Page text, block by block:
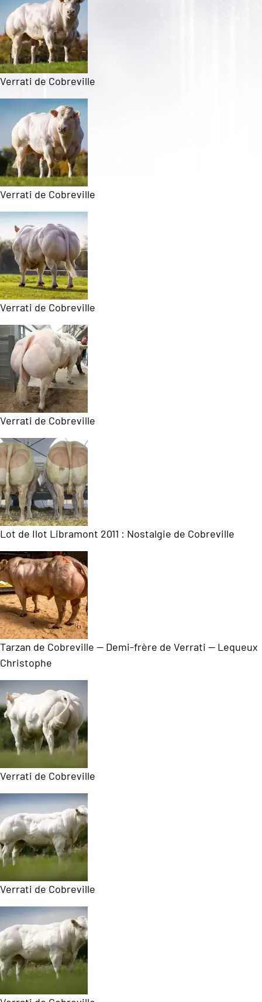
Verrati de Cobreville
Verrati de Cobreville
Verrati de Cobreville
Verrati de Cobreville
Lot de Ilot Libramont 2011 : Nostalgie de Cobreville
Tarzan de Cobreville — Demi-frère de Verrati — Lequeux
Christophe
Verrati de Cobreville
Verrati de Cobreville